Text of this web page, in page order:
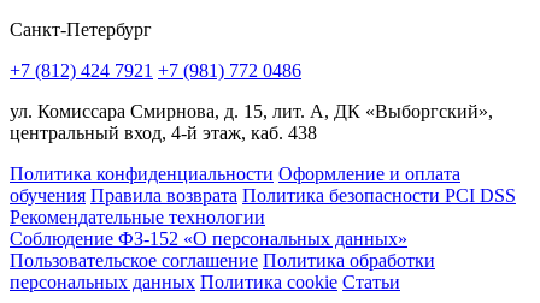
Санкт-Петербург
+7 (812) 424 7921 +7 (981) 772 0486
ул. Комиссара Смирнова, д. 15, лит. А, ДК «Выборгский»,
центральный вход, 4-й этаж, каб. 438
Политика конфиденциальности Оформление и оплата
обучения Правила возврата Политика безопасности PCI DSS
Рекомендательные технологии
Соблюдение ФЗ-152 «О персональ­ных данных»
Пользовательское соглашение Политика обработки
персональных данных Политика cookie Статьи